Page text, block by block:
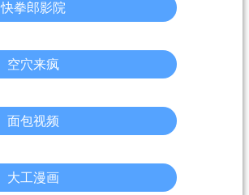
快拳郎影院
空穴来疯
面包视频
大工漫画